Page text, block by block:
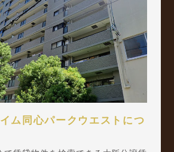
ム同心パークウエストにつ